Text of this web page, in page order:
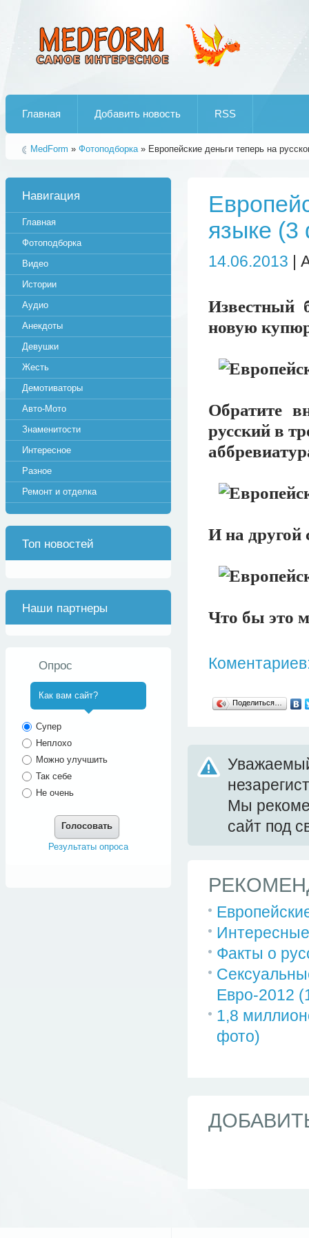
Главная Добавить новость RSS
MedForm » Фотоподборка» Европейские деньги теперь на
языке (3
14.06.2013 |
Известный
новую
Обратите
русский в
И на другой
Что бы это
Поделиться…
Мы
сайт под
Факты о
Евро-2012
1,8
фото)
Навигация
Главная
Фотоподборка
Видео
Истории
Аудио
Анекдоты
Девушки
Жесть
Демотиваторы
Авто-Мото
Знаменитости
Интересное
Разное
Ремонт и отделка
Топ новостей
Наши партнеры
Опрос
Как вам сайт?
Супер
Неплохо
Можно улучшить
Так себе
Не очень
Голосовать
Результаты опроса